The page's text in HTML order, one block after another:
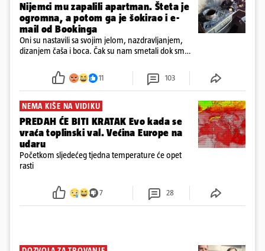
Nijemci mu zapalili apartman. Šteta je
ogromna, a potom ga je šokirao i e-
mail od Bookinga
Oni su nastavili sa svojim jelom, nazdravljanjem,
dizanjem čaša i boca. Čak su nam smetali dok smo
požar, rekao je vlasnik
11 103
NEMA KIŠE NA VIDIKU
PREDAH ĆE BITI KRATAK Evo kada se
vraća toplinski val. Većina Europe na
udaru
Početkom sljedećeg tjedna temperature će opet
rasti
7 28